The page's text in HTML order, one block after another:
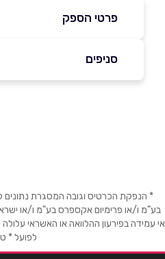
פרטי הספק
באתר בפייסבוק
טלפון*
סניפים
* הנפקת הכרטיס וגובה המסגרת
בע"מ ו/או פרימיום אקספרס בע"מ ו/או
אי עמידה בפירעון ההלוואה או האשראי עלולה
לפועל *